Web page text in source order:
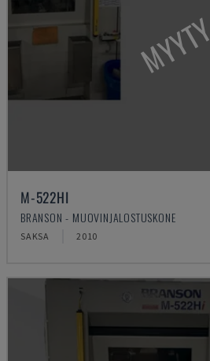
MYYTY
M-522HI
BRANSON - MUOVINJALOSTUSKONE
SAKSA 2010